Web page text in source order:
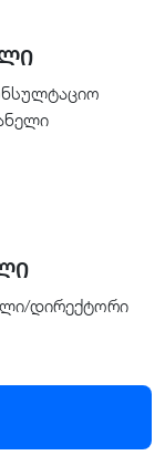
დირექტორი